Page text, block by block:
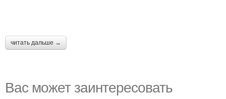
читать дальше →
Вас может заинтересовать